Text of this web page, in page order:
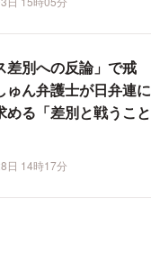
差別への反論」で戒
ゅん弁護士が日弁連に
める「差別と戦うこと
日 14時17分